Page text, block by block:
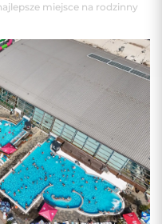
miejsce na rodzinny